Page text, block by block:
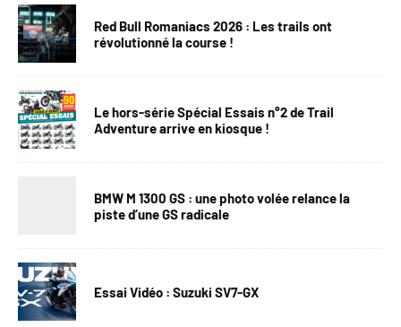
Red Bull Romaniacs 2026 : Les trails ont
révolutionné la course !
Le hors-série Spécial Essais n°2 de Trail
Adventure arrive en kiosque !
BMW M 1300 GS : une photo volée relance la
piste d’une GS radicale
Essai Vidéo : Suzuki SV7-GX